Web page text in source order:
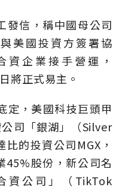
發信，稱中國母公司
美國投資方簽署協
資企業接手營運，
將正式易主。
定，美國科技巨頭甲
司「銀湖」（Silver
的投資公司MGX，
股份，新公司名
資公司」（TikTok